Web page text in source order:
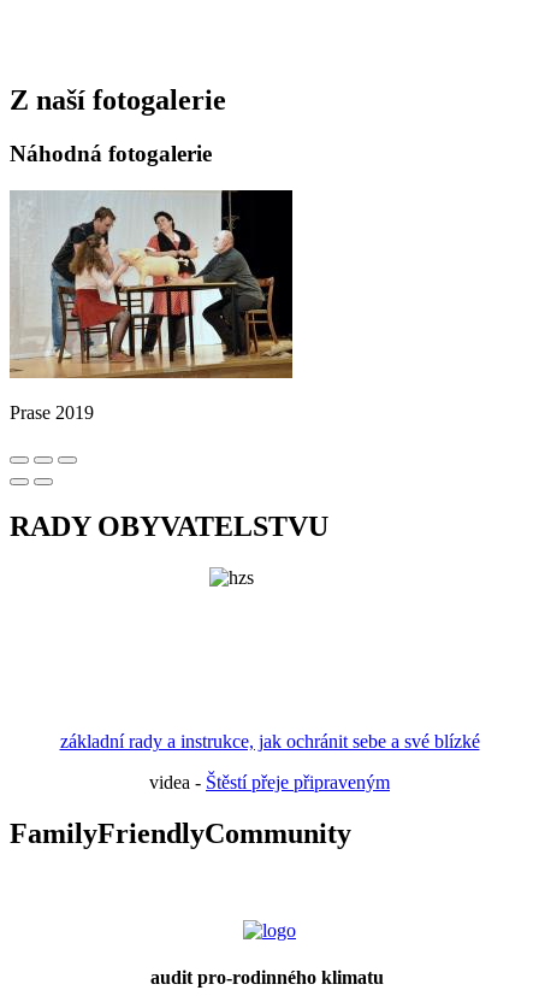
Z naší fotogalerie
Náhodná fotogalerie
Prase 2019
RADY OBYVATELSTVU
základní rady a instrukce, jak ochránit sebe a své blízké
videa - Štěstí přeje připraveným
FamilyFriendlyCommunity
audit pro-rodinného klimatu